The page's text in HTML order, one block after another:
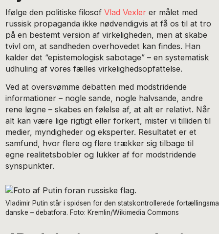
Ifølge den politiske filosofVlad Vexler er målet med
russisk propaganda ikke nødvendigvis at få os til at tro
på en bestemt version af virkeligheden, men at skabe
tvivl om, at sandheden overhovedet kan findes. Han
kalder det “epistemologisk sabotage” – en systematisk
udhuling af vores fælles virkelighedsopfattelse.
Ved at oversvømme debatten med modstridende
informationer – nogle sande, nogle halvsande, andre
rene løgne – skabes en følelse af, at alt er relativt. Når
alt kan være lige rigtigt eller forkert, mister vi tilliden til
medier, myndigheder og eksperter. Resultatet er et
samfund, hvor flere og flere trækker sig tilbage til
egne realitetsbobler og lukker af for modstridende
synspunkter.
Vladimir Putin står i spidsen for den statskontrollerede
danske – debatfora. Foto: Kremlin/Wikimedia Commons